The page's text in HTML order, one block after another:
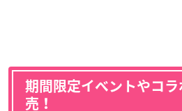
期間限定イベントやコ
売！